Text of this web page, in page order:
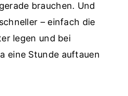
brauchen. Und
– einfach die
legen und bei
eine Stunde auftauen